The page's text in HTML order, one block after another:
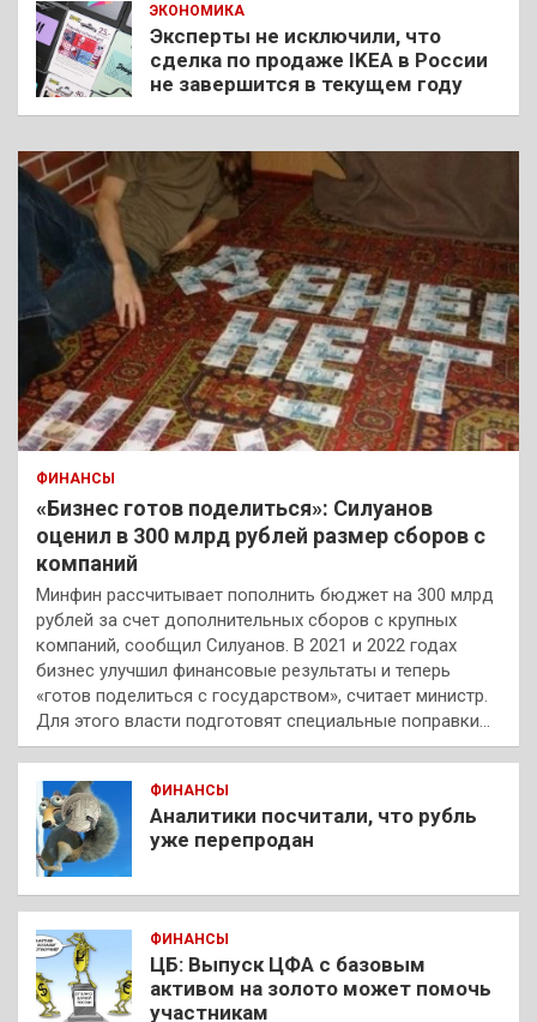
ЭКОНОМИКА
Эксперты не исключили, что
сделка по продаже IKEA в России
не завершится в текущем году
ФИНАНСЫ
«Бизнес готов поделиться»: Силуанов
оценил в 300 млрд рублей размер сборов с
компаний
Минфин рассчитывает пополнить бюджет на 300 млрд
рублей за счет дополнительных сборов с крупных
компаний, сообщил Силуанов. В 2021 и 2022 годах
бизнес улучшил финансовые результаты и теперь
«готов поделиться с государством», считает министр.
Для этого власти подготовят специальные поправки…
ФИНАНСЫ
Аналитики посчитали, что рубль
уже перепродан
ФИНАНСЫ
ЦБ: Выпуск ЦФА с базовым
активом на золото может помочь
участникам